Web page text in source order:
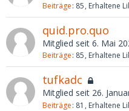
Beiträge 85 Erhaltene
quid.pro.quo
Mitglied seit 6. Mai
Beiträge 85 Erhaltene
tufkadc
Mitglied seit 26.
Beiträge 81 Erhaltene